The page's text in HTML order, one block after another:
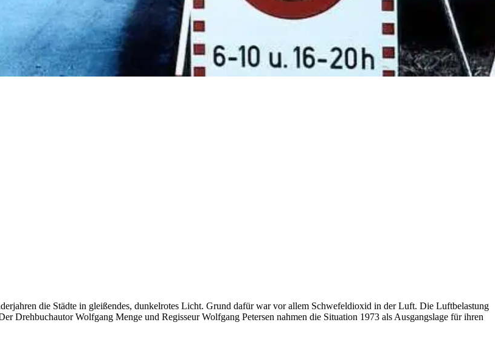
die Städte in gleißendes, dunkelrotes Licht. Grund dafür war vor allem Schwefeldioxid in der Luft. Die Luftbelastung
Drehbuchautor Wolfgang Menge und Regisseur Wolfgang Petersen nahmen die Situation 1973 als Ausgangslage für ihren